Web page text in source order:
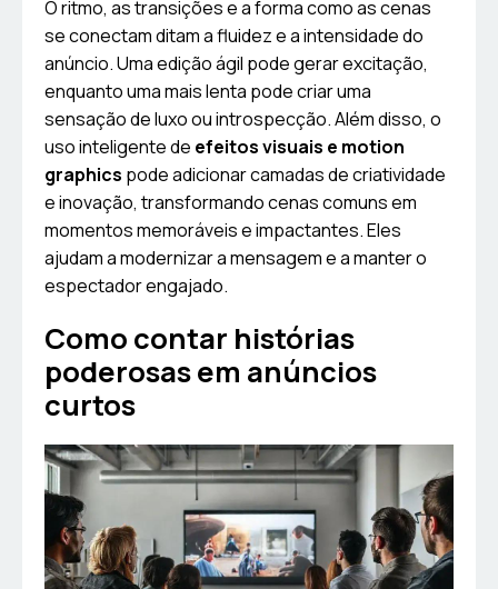
O ritmo, as transições e a forma como as cenas
se conectam ditam a fluidez e a intensidade do
anúncio. Uma edição ágil pode gerar excitação,
enquanto uma mais lenta pode criar uma
sensação de luxo ou introspecção. Além disso, o
uso inteligente de efeitos visuais e motion
graphics pode adicionar camadas de criatividade
e inovação, transformando cenas comuns em
momentos memoráveis e impactantes. Eles
ajudam a modernizar a mensagem e a manter o
espectador engajado.
Como contar histórias
poderosas em anúncios
curtos